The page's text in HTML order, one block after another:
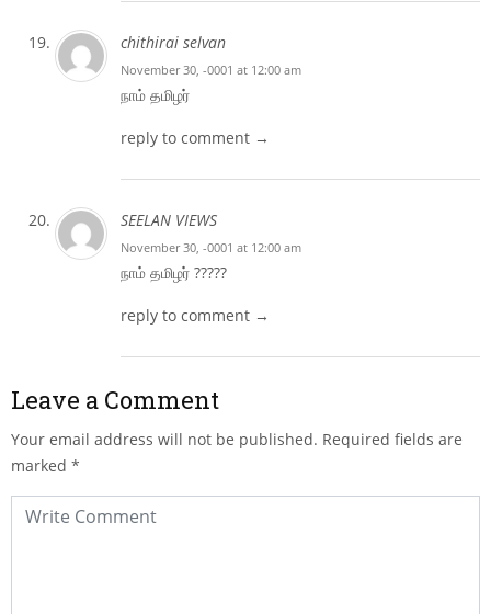
chithirai selvan
November 30, -0001 at 12:00 am
நாம் தமிழர்
reply to comment →
SEELAN VIEWS
November 30, -0001 at 12:00 am
நாம் தமிழர் ?????
reply to comment →
Leave a Comment
Your email address will not be published. Required fields are
marked *